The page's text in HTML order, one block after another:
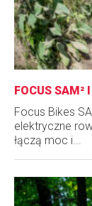
FOCUS SAM²
Focus Bikes
elektryczne
łączą moc i...